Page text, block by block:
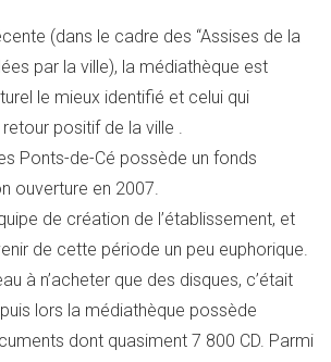
(dans le cadre des “Assises de la
par la ville), la médiathèque est
le mieux identifié et celui qui
positif de la ville .
Ponts-de-Cé possède un fonds
ouverture en 2007.
de création de l’établissement, et
de cette période un peu euphorique.
à n’acheter que des disques, c’était
lors la médiathèque possède
dont quasiment 7 800 CD. Parmi